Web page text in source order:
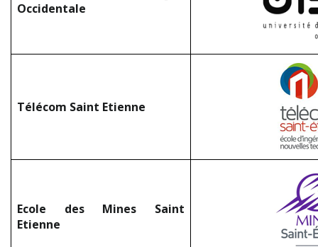
Occidentale
Télécom Saint Etienne
Ecole des Mines Saint
Etienne